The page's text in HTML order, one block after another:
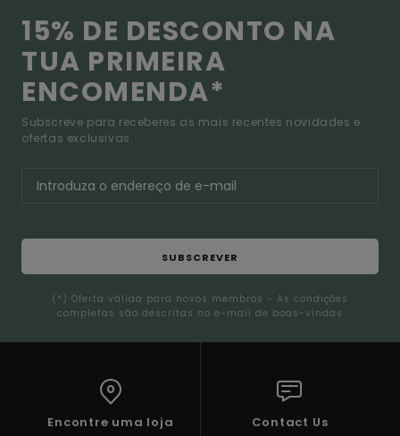
15% DE DESCONTO NA
TUA PRIMEIRA
ENCOMENDA*
Subscreve para receberes as mais recentes novidades e
ofertas exclusivas.
SUBSCREVER
(*) Oferta válida para novos membros - As condições
completas são descritas no e-mail de boas-vindas
Encontre uma loja Contact Us